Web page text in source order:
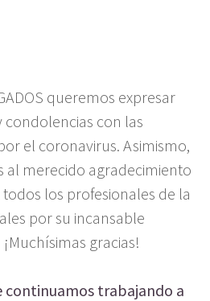
queremos expresar
con las
el coronavirus. Asimismo,
al merecido agradecimiento
los profesionales de la
por su incansable
gracias!
continuamos trabajando a